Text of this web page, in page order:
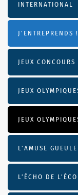
INTERNATIONAL
JEUX CONCOURS
JEUX
JEUX
L'AMUSE GUEULE
L’ÉCHO DE L’ÉCO